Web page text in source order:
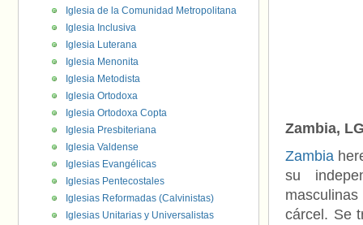
Zambia,
Zambia
su
cárcel. Se
Iglesia de la Comunidad Metropolitana
Iglesia Inclusiva
Iglesia Luterana
Iglesia Menonita
Iglesia Metodista
Iglesia Ortodoxa
Iglesia Ortodoxa Copta
Iglesia Presbiteriana
Iglesia Valdense
Iglesias Evangélicas
Iglesias Pentecostales
Iglesias Reformadas (Calvinistas)
Iglesias Unitarias y Universalistas